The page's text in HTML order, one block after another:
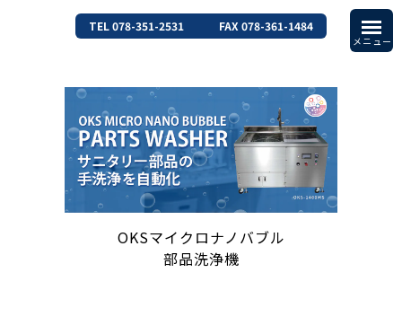
TEL 078-351-2531 FAX 078-361-1484
OKSマイクロナノバブル
部品洗浄機